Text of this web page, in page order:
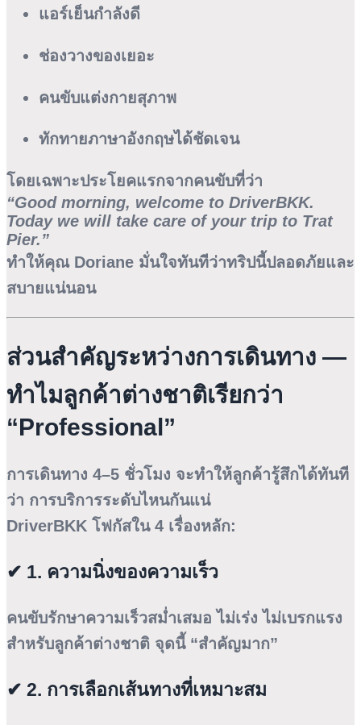
แอร์เย็นกำลังดี
ช่องวางของเยอะ
คนขับแต่งกายสุภาพ
ทักทายภาษาอังกฤษได้ชัดเจน
โดยเฉพาะประโยคแรกจากคนขับที่ว่า
“Good morning, welcome to DriverBKK.
Today we will take care of your trip to Trat
Pier.”
ทำให้คุณ Doriane มั่นใจทันทีว่าทริปนี้ปลอดภัยและ
สบายแน่นอน
ส่วนสำคัญระหว่างการเดินทาง —
ทำไมลูกค้าต่างชาติเรียกว่า
“Professional”
การเดินทาง 4–5 ชั่วโมง จะทำให้ลูกค้ารู้สึกได้ทันที
ว่า การบริการระดับไหนกันแน่
DriverBKK โฟกัสใน 4 เรื่องหลัก:
✔ 1. ความนิ่งของความเร็ว
คนขับรักษาความเร็วสม่ำเสมอ ไม่เร่ง ไม่เบรกแรง
สำหรับลูกค้าต่างชาติ จุดนี้ “สำคัญมาก”
✔ 2. การเลือกเส้นทางที่เหมาะสม